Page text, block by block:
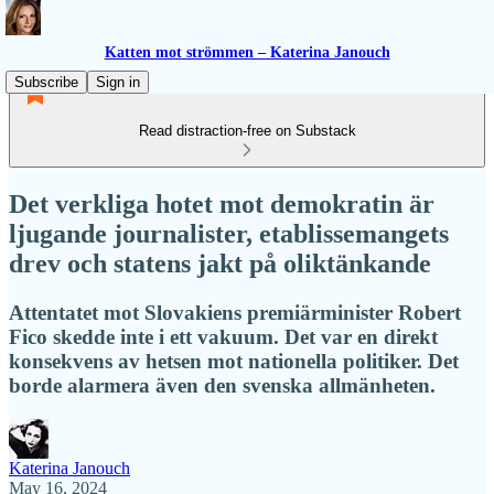
Katten mot strömmen – Katerina Janouch
Subscribe
Sign in
Read distraction-free on Substack
Det verkliga hotet mot demokratin är
ljugande journalister, etablissemangets
drev och statens jakt på oliktänkande
Attentatet mot Slovakiens premiärminister Robert
Fico skedde inte i ett vakuum. Det var en direkt
konsekvens av hetsen mot nationella politiker. Det
borde alarmera även den svenska allmänheten.
Katerina Janouch
May 16, 2024